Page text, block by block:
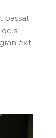
passat
dels
èxit